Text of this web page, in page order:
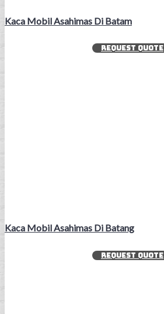
Kaca Mobil Asahimas Di Batam
REQUEST QUOTE
Kaca Mobil Asahimas Di Batang
REQUEST QUOTE